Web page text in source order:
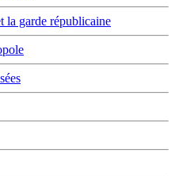
la garde républicaine